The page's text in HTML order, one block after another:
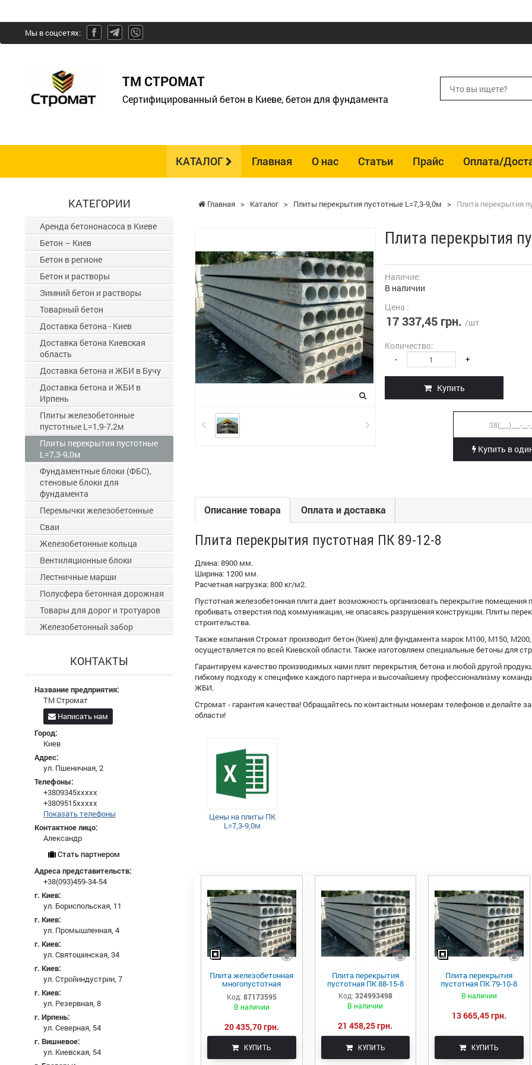
Мы в соцсетях:
ТМ СТРОМАТ
Сертифицированный бетон в Киеве, бетон для фундамента
КАТАЛОГ Главная О нас Статьи Прайс Оплата/
Главная > Каталог > Плиты перекрытия пустотные L=7,3-9,0м > Плита перекрытия
Плита перекрытия
Наличие:
В наличии
Цена :
17 337,45 грн. /шт
Количество:
- +
Купить
Купить в
Описание товара Оплата и доставка
Плита перекрытия пустотная ПК 89-12-8
Длина: 8900 мм.
Ширина: 1200 мм.
Расчетная нагрузка: 800 кг/м2.
Пустотная железобетонная плита дает возможность организовать перекрытие
пробивать отверстия под коммуникации, не опасаясь разрушения конструкции. Плиты
строительства.
Также компания Стромат производит бетон (Киев) для фундамента марок М100, М150,
осуществляется по всей Киевской области. Также изготовляем специальные бетоны для
Гарантируем качество производимых нами плит перекрытия, бетона и любой другой
гибкому подходу к специфике каждого партнера и высочайшему профессионализму
ЖБИ.
Стромат - гарантия качества! Обращайтесь по контактным номерам телефонов и делайте
области!
Цены на плиты ПК
L=7,3-9,0м
Плита железобетонная
многопустотная
ПК85.15-8
Код: 87173595
В наличии
20 435,70 грн.
КУПИТЬ
Плита перекрытия
пустотная ПК 88-15-8
Код: 324993498
В наличии
21 458,25 грн.
КУПИТЬ
Плита перекрытия
пустотная ПК 79-10-8
В наличии
13 665,45 грн.
КУПИТЬ
КАТЕГОРИИ
Аренда бетононасоса в Киеве
Бетон – Киев
Бетон в регионе
Бетон и растворы
Зимний бетон и растворы
Товарный бетон
Доставка бетона - Киев
Доставка бетона Киевская
область
Доставка бетона и ЖБИ в Бучу
Доставка бетона и ЖБИ в
Ирпень
Плиты железобетонные
пустотные L=1,9-7,2м
Плиты перекрытия пустотные
L=7,3-9,0м
Фундаментные блоки (ФБС),
стеновые блоки для
фундамента
Перемычки железобетонные
Сваи
Железобетонные кольца
Вентиляционные блоки
Лестничные марши
Полусфера бетонная дорожная
Товары для дорог и тротуаров
Железобетонный забор
КОНТАКТЫ
Название предприятия:
ТМ Стромат
Написать нам
Город:
Киев
Адрес:
ул. Пшеничная, 2
Телефоны:
+3809345xxxxx
+3809515xxxxx
Показать телефоны
Контактное лицо:
Александр
Стать партнером
Адреса представительств:
+38(093)459-34-54
г. Киев:
ул. Бориспольская, 11
г. Киев:
ул. Промышленная, 4
г. Киев:
ул. Святошинская, 34
г. Киев:
ул. Стройиндустрии, 7
г. Киев:
ул. Резервная, 8
г. Ирпень:
ул. Северная, 54
г. Вишневое:
ул. Киевская, 54